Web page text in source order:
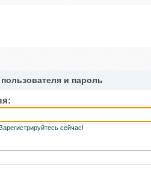
и пароль
сейчас!